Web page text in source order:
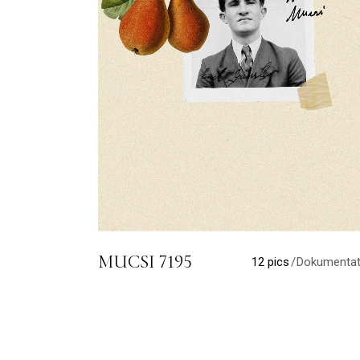
MUCSI 7195 12 pics